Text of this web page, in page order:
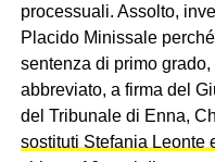
processuali. Assolto,
Placido Minissale
sentenza di primo
abbreviato, a firma del
del Tribunale di Enna,
sostituti Stefania Leonte